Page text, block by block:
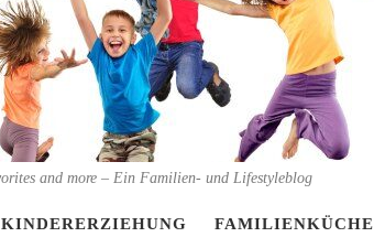
and more – Ein Familien- und Lifestyleblog
KINDERERZIEHUNG FAMILIENKÜCHE